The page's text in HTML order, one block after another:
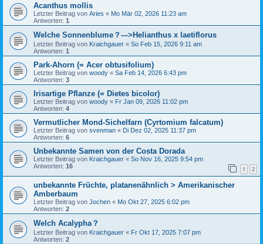
Acanthus mollis
Letzter Beitrag von Aries « Mo Mär 02, 2026 11:23 am
Antworten: 1
Welche Sonnenblume？--->Helianthus x laetiflorus
Letzter Beitrag von Kraichgauer « So Feb 15, 2026 9:11 am
Antworten: 1
Park-Ahorn (= Acer obtusifolium)
Letzter Beitrag von woody « Sa Feb 14, 2026 6:43 pm
Antworten: 3
Irisartige Pflanze (= Dietes bicolor)
Letzter Beitrag von woody « Fr Jan 09, 2026 11:02 pm
Antworten: 4
Vermutlicher Mond-Sichelfarn (Cyrtomium falcatum)
Letzter Beitrag von svenman « Di Dez 02, 2025 11:37 pm
Antworten: 6
Unbekannte Samen von der Costa Dorada
Letzter Beitrag von Kraichgauer « So Nov 16, 2025 9:54 pm
Antworten: 16 1 2
unbekannte Früchte, platanenähnlich > Amerikanischer
Amberbaum
Letzter Beitrag von Jochen « Mo Okt 27, 2025 6:02 pm
Antworten: 2
Welch Acalypha？
Letzter Beitrag von Kraichgauer « Fr Okt 17, 2025 7:07 pm
Antworten: 2